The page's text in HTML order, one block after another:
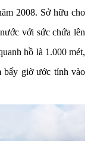
2008. Sở hữu cho
với sức chứa lên
hồ là 1.000 mét,
bấy giờ ước tính vào